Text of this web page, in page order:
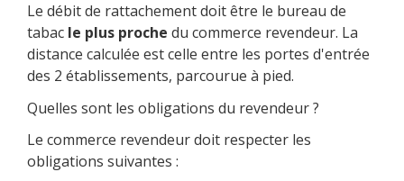
Le débit de rattachement doit être le bureau de
tabac le plus proche du commerce revendeur. La
distance calculée est celle entre les portes d'entrée
des 2 établissements, parcourue à pied.
Quelles sont les obligations du revendeur ?
Le commerce revendeur doit respecter les
obligations suivantes :